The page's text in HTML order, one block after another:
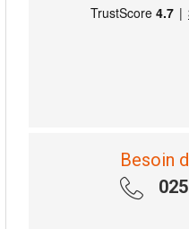
Besoin